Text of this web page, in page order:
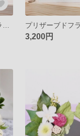
3,200円